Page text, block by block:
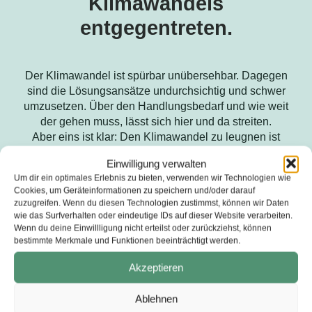
Einwilligung verwalten
Um dir ein optimales Erlebnis zu bieten, verwenden wir Technologien wie
Cookies, um Geräteinformationen zu speichern und/oder darauf
zuzugreifen. Wenn du diesen Technologien zustimmst, können wir Daten
wie das Surfverhalten oder eindeutige IDs auf dieser Website verarbeiten.
Wenn du deine Einwillligung nicht erteilst oder zurückziehst, können
bestimmte Merkmale und Funktionen beeinträchtigt werden.
Akzeptieren
Ablehnen
entgegentreten.
Der Klimawandel ist spürbar unübersehbar. Dagegen
sind die Lösungsansätze undurchsichtig und schwer
umzusetzen. Über den Handlungsbedarf und wie weit
der gehen muss, lässt sich hier und da streiten.
Aber eins ist klar: Den Klimawandel zu leugnen ist
Zukunft.
Dass Donald Trump (Präsident der Vereinigten
Staaten) die Vorgaben für Klimaschutz kippt und die
AFD dies begrüßt, zeigt, das wir immer wieder auf den
Wandel und den Handlungsbedarf aufmerksam
machen müssen. Auf unseren Touren können wir dies
Nienburg.